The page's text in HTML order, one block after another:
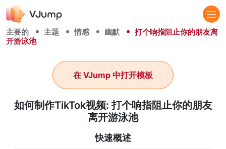
主要的 主题 情感 幽默
打个响指阻止你的朋友离
开游泳池
如何制作TikTok视频: 打个响指阻止你的朋友
离开游泳池
在 VJump 中打开模板
快速概述